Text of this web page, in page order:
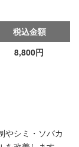
税込金額
8,800円
やシミ・ソバカ